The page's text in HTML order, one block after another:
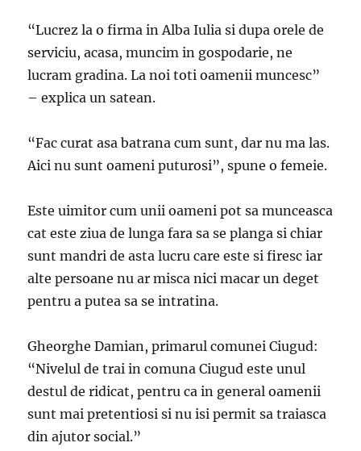
“Lucrez la o firma in Alba Iulia si dupa orele de
serviciu, acasa, muncim in gospodarie, ne
lucram gradina. La noi toti oamenii muncesc”
– explica un satean.
“Fac curat asa batrana cum sunt, dar nu ma las.
Aici nu sunt oameni puturosi”, spune o femeie.
Este uimitor cum unii oameni pot sa munceasca
cat este ziua de lunga fara sa se planga si chiar
sunt mandri de asta lucru care este si firesc iar
alte persoane nu ar misca nici macar un deget
pentru a putea sa se intratina.
Gheorghe Damian, primarul comunei Ciugud:
“Nivelul de trai in comuna Ciugud este unul
destul de ridicat, pentru ca in general oamenii
sunt mai pretentiosi si nu isi permit sa traiasca
din ajutor social.”